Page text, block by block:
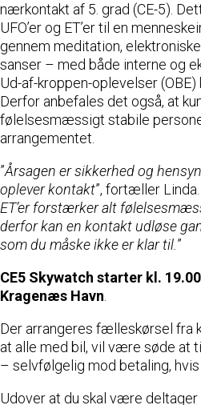
nærkontakt af 5. grad (CE-5).
UFO’er og ET’er til en
gennem meditation,
sanser – med både interne og
Ud-af-kroppen-oplevelser (OBE)
Derfor anbefales det også, at
følelsesmæssigt stabile
arrangementet.
”Årsagen er sikkerhed og
oplever kontakt”, fortæller Linda.
ET’er forstærker alt
derfor kan en kontakt udløse
som du måske ikke er klar til. ”
CE5 Skywatch starter kl.
Kragenæs Havn
Der arrangeres fælleskørsel fra
at alle med bil, vil være søde at
– selvfølgelig mod betaling, hvis
Udover at du skal være deltager